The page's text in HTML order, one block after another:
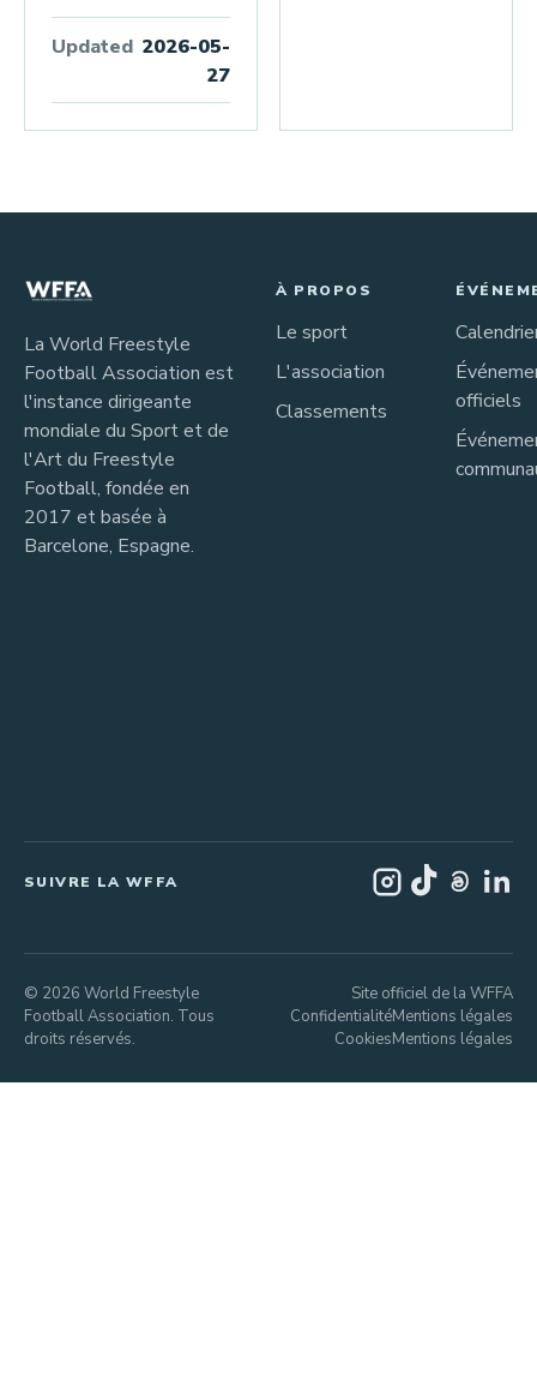
Updated 2026-05-
27
La World Freestyle
Football Association est
l'instance dirigeante
mondiale du Sport et de
l'Art du Freestyle
Football, fondée en
2017 et basée à
Barcelone, Espagne.
À PROPOS
Le sport
L'association
Classements
officiels
SUIVRE LA WFFA
© 2026 World Freestyle
Football Association. Tous
droits réservés.
Site officiel de la WFFA
ConfidentialitéMentions légales
CookiesMentions légales